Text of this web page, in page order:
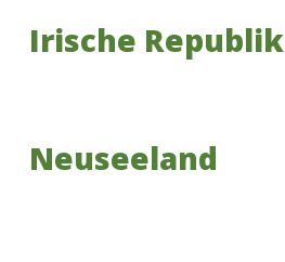
Irische Republik
Neuseeland